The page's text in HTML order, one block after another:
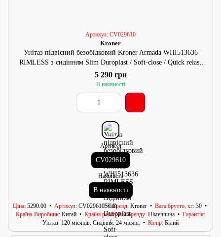
Артикул: CV029610
Kroner
Унітаз підвісний безобідковий Kroner Armada WHI513636
RIMLESS з сидінням Slim Duroplast / Soft-close / Quick relase
(KA513636WHIR)
5 290 грн
В наявності
Артикул
CV029610
Наявність
В наявності
Ціна 5290.00 Артикул CV029610 Бренд Kroner Вага брутто, кг 30
Країна-Виробник Китай Країна реєстрації бренду Німеччина
Гарантія
Унітаз: 120 місяців. Сидіння: 24 місяці.
Колір Білий